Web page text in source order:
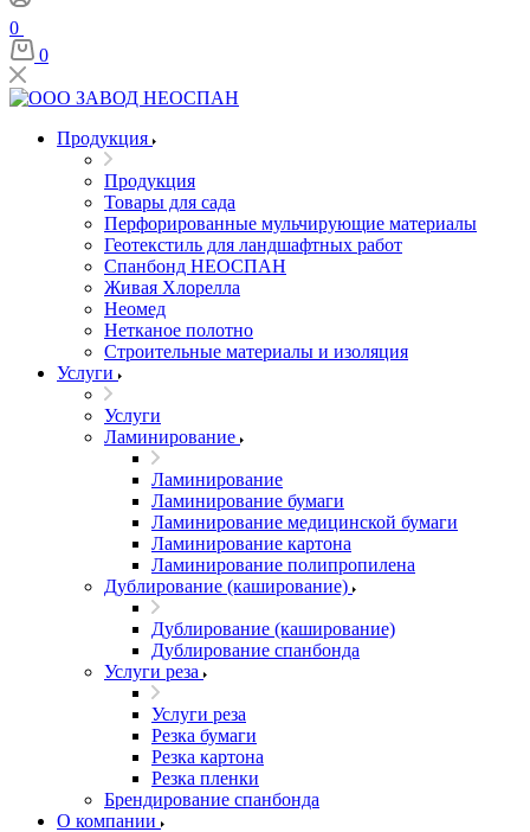
0
0
Продукция
Продукция
Товары для сада
Перфорированные мульчирующие материалы
Геотекстиль для ландшафтных работ
Спанбонд НЕОСПАН
Живая Хлорелла
Нeомед
Нетканое полотно
Строительные материалы и изоляция
Услуги
Услуги
Ламинирование
Ламинирование
Ламинирование бумаги
Ламинирование медицинской бумаги
Ламинирование картона
Ламинирование полипропилена
Дублирование (каширование)
Дублирование (каширование)
Дублирование спанбонда
Услуги реза
Услуги реза
Резка бумаги
Резка картона
Резка пленки
Брендирование спанбонда
О компании